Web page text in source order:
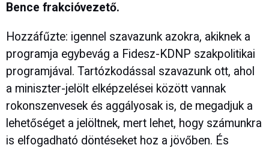
Bence frakcióvezető.
Hozzáfűzte: igennel szavazunk azokra, akiknek a
programja egybevág a Fidesz-KDNP szakpolitikai
programjával. Tartózkodással szavazunk ott, ahol
a miniszter-jelölt elképzelései között vannak
rokonszenvesek és aggályosak is, de megadjuk a
lehetőséget a jelöltnek, mert lehet, hogy számunkra
is elfogadható döntéseket hoz a jövőben. És